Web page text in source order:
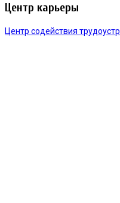
Центр карьеры
Центр содействия